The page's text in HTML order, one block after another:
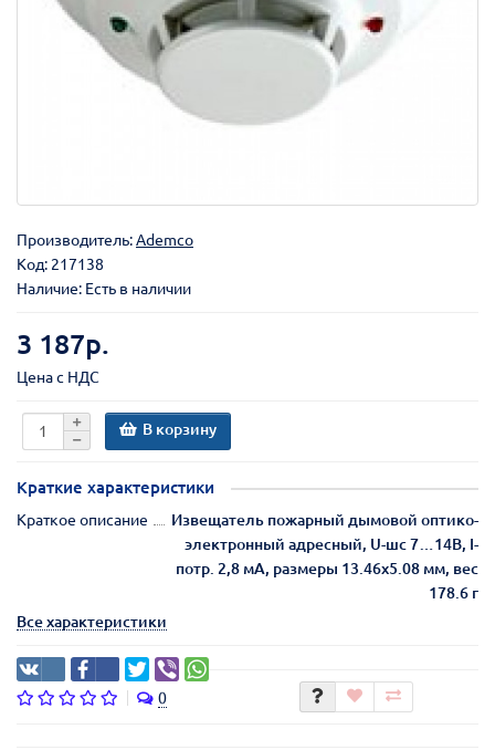
Производитель:Ademco
Код: 217138
Наличие: Есть в наличии
3 187р.
Цена с НДС
В корзину
Краткие характеристики
Краткое описание
Извещатель пожарный дымовой оптико-
электронный адресный, U-шс 7…14В, I-
потр. 2,8 мА, размеры 13.46х5.08 мм, вес
178.6 г
Все характеристики
0